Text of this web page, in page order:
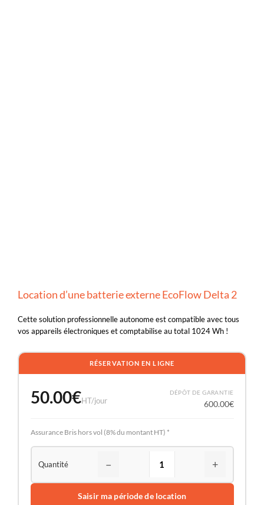
Location d’une batterie externe EcoFlow Delta 2
Cette solution professionnelle autonome est compatible avec tous
vos appareils électroniques et comptabilise au total 1024 Wh !
RÉSERVATION EN LIGNE
50.00€HT/jour
DÉPÔT DE GARANTIE
600.00€
Assurance Bris hors vol (8% du montant HT) *
− +
Saisir ma période de location